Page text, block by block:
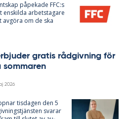
på­pe­ka­de FFC:s
en­skil­da ar­bets­ta­ga­re
av­gö­ra om de ska
gra­tis råd­giv­ning för
som­ma­ren
2026
tis­da­gen den 5
sva­rar